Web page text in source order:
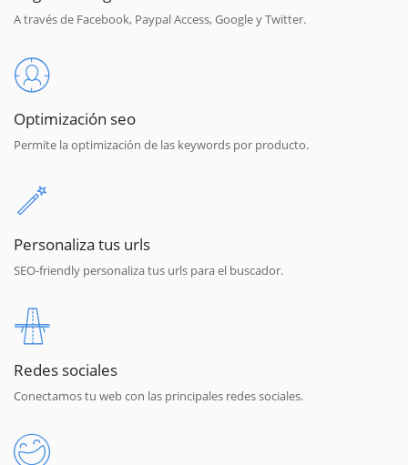
A través de Facebook, Paypal Access, Google y Twitter.
Optimización seo
Permite la optimización de las keywords por producto.
Personaliza tus urls
SEO-friendly personaliza tus urls para el buscador.
Redes sociales
Conectamos tu web con las principales redes sociales.